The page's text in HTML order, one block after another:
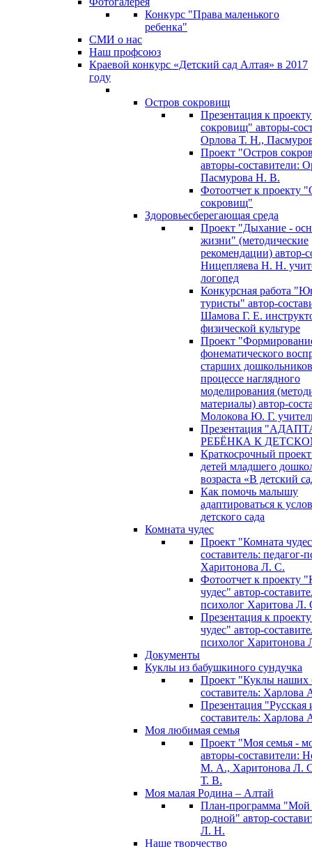
Конкурс "Права маленького
ребенка"
СМИ о нас
Наш профсоюз
Краевой конкурс «Детский сад Алтая» в 2017
году
Остров сокровищ
Презентация к
сокровищ" авторы-
Орлова Т. Н.,
Проект "Остров
авторы-составители:
Пасмурова Н. В.
Фотоотчет к проекту
сокровищ"
Здоровьесберегающая среда
Проект "Дыхание -
жизни" (методические
рекомендации) автор-
Ницепляева Н. Н.
логопед
Конкурсная работа
туристы" автор-
Шамова Г. Е.
физической культуре
Проект
фонематического
старших
процессе наглядного
моделирования
материалы) автор-
Молокова Ю. Г.
Презентация
РЕБЁНКА К
Краткосрочный
детей младшего
возраста «В детский
Как помочь малышу
адаптироваться к
детского сада
Комната чудес
Проект "Комната
составитель: педагог-
Харитонова Л. С.
Фотоотчет к проекту
чудес" автор-
психолог Харитова Л.
Презентация к
чудес" автор-
психолог Харитонова
Документы
Куклы из бабушкиного сундучка
Проект "Куклы наших
составитель:
Презентация "Русская
составитель:
Моя любимая семья
Проект "Моя семья -
авторы-составители:
М. А., Харитонова Л.
Т. В.
Моя малая Родина – Алтай
План-программа "Мой
родной" автор-
Л. Н.
Наше творчество